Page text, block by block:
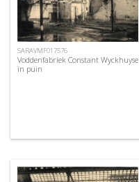
SARAVMF017576
Voddenfabriek Constant Wyckhuyse
in puin